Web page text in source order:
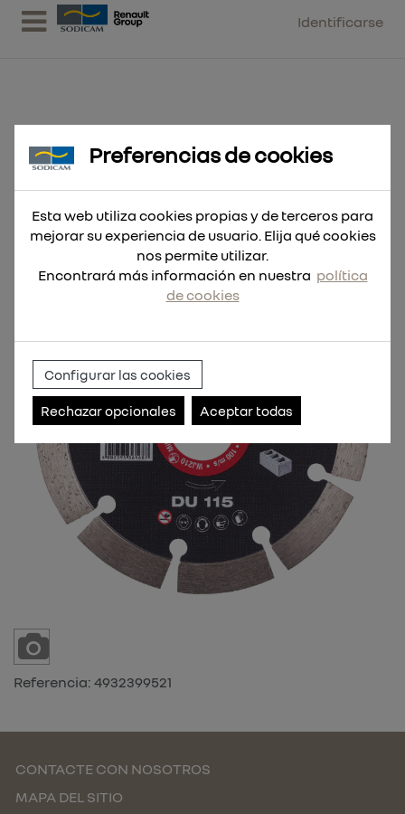
Identificarse
Disco diamante GENERAL OBRA -
DU 115mm
Referencia: 4932399521
CONTACTE CON NOSOTROS
MAPA DEL SITIO
Preferencias de cookies
Esta web utiliza cookies propias y de terceros para
mejorar su experiencia de usuario. Elija qué cookies
nos permite utilizar.
Encontrará más información en nuestra política
de cookies
Configurar las cookies
Rechazar opcionales Aceptar todas